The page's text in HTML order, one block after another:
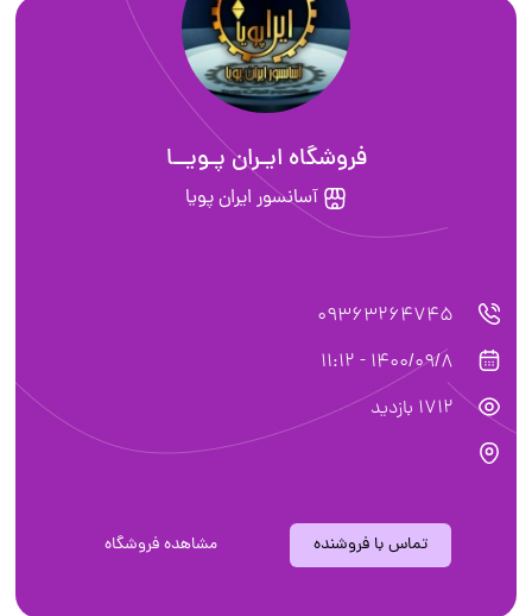
فروشگاه ایـران پـویــا
آسانسور ایران پویا
09363264745
1400/09/8 - 11:12
1712 بازدید
تماس با فروشنده مشاهده فروشگاه